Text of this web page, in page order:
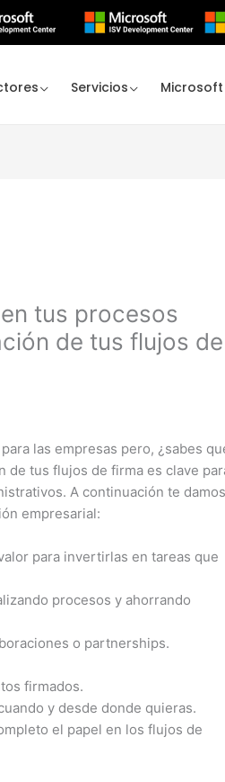
Servicios
tus procesos
de tus flujos de
las empresas pero, ¿sabes
de tus flujos de firma es clave
A continuación te damos
empresarial:
para invertirlas en tareas que
procesos y ahorrando
o partnerships.
firmados.
y desde donde quieras.
el papel en los flujos de